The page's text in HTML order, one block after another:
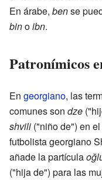
En árabe, bense
binoibn.
Patronímicos
En georgiano, las
comunes son dze
shvili ("niño de") en
futbolista georgiano
añade la partícula
("hija de") para las